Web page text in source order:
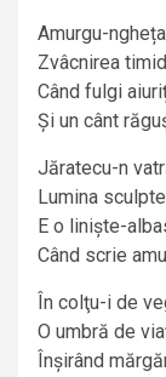
Amurgu-
Zvâcnirea
Când fulgi
Și un cânt
Jăratecu-n
Lumina
E o liniște-
Când scrie
În colţu-i de
O umbră de
Înșirând